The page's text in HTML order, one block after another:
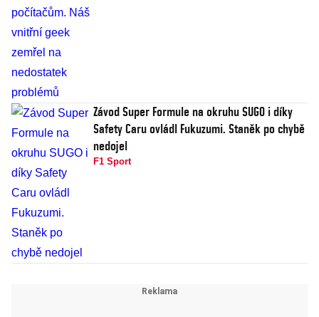
Závod Super Formule na okruhu SUGO i díky
Safety Caru ovládl Fukuzumi. Staněk po chybě
nedojel
F1 Sport